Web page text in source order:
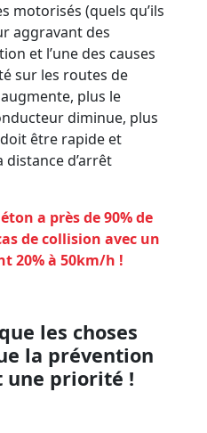
motorisés (quels qu’ils
aggravant des
et l’une des causes
sur les routes de
plus le
diminue, plus
être rapide et
d’arrêt
a près de 90% de
de collision avec un
20% à 50km/h !
les choses
la prévention
une priorité !